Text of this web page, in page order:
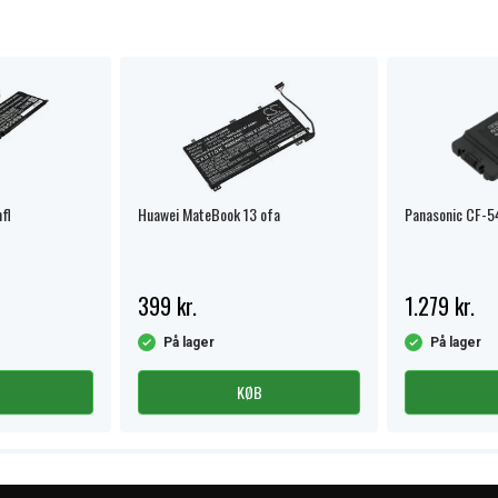
Huawei MateBook 13 ofa
399 kr.
På lager
KØB
Panasonic CF-
1.279 kr.
På lager